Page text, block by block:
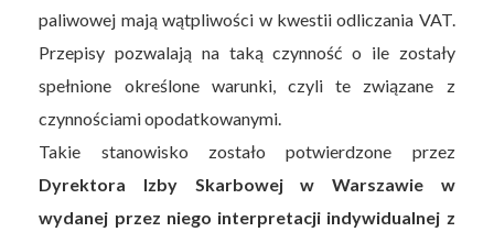
paliwowej mają wątpliwości w kwestii odliczania VAT.
Przepisy pozwalają na taką czynność o ile zostały
spełnione określone warunki, czyli te związane z
czynnościami opodatkowanymi.
Takie stanowisko zostało potwierdzone przez
Dyrektora Izby Skarbowej w Warszawie w
wydanej przez niego interpretacji indywidualnej z